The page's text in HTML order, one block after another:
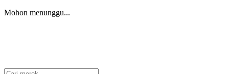
Mohon menunggu...